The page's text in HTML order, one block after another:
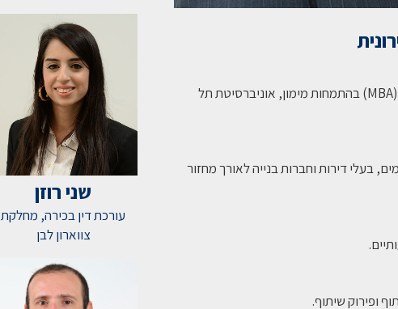
בוגר תואר ראשון במשפטים (LL.B) ותואר שני במנהל עסקים (MBA) בהתמחות מימון, אוניברסיטת תל
העירונית משנת 2008 ומלווה יזמים, בעלי דירות וחברות בנייה לאורך מחזור
ופירוק שיתוף.
שני רוזן
עורכת דין בכירה, מחלקת
צווארון לבן